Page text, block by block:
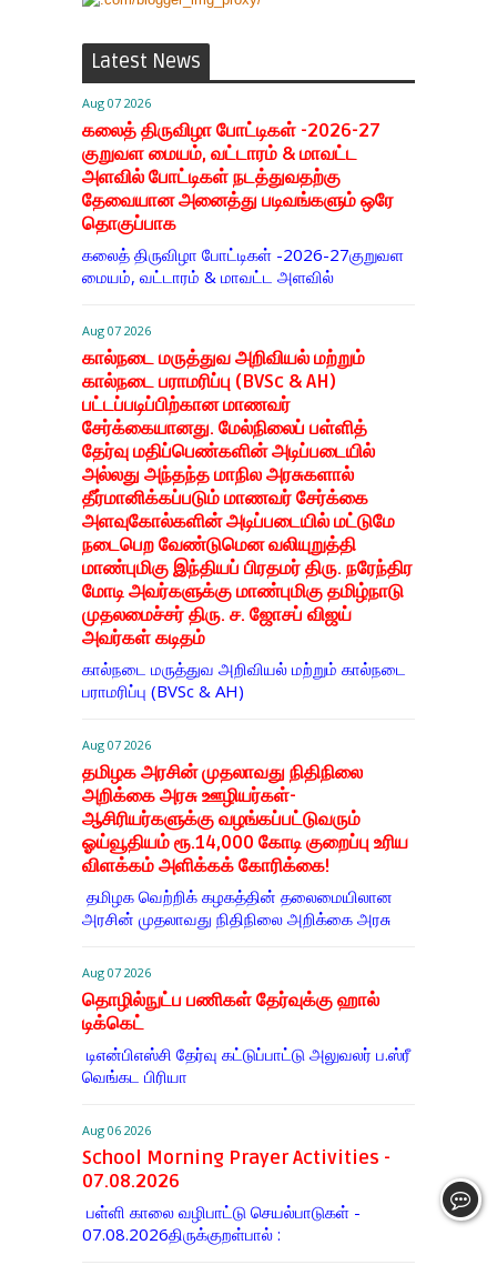
Latest News
Aug 07 2026
கலைத் திருவிழா போட்டிகள் -2026-27
குறுவள மையம், வட்டாரம் & மாவட்ட
அளவில் போட்டிகள் நடத்துவதற்கு
தேவையான அனைத்து படிவங்களும் ஒரே
தொகுப்பாக
கலைத் திருவிழா போட்டிகள் -2026-27குறுவள
மையம், வட்டாரம் & மாவட்ட அளவில்
Aug 07 2026
கால்நடை மருத்துவ அறிவியல் மற்றும்
கால்நடை பராமரிப்பு (BVSc & AH)
பட்டப்படிப்பிற்கான மாணவர்
சேர்க்கையானது. மேல்நிலைப் பள்ளித்
தேர்வு மதிப்பெண்களின் அடிப்படையில்
அல்லது அந்தந்த மாநில அரசுகளால்
தீர்மானிக்கப்படும் மாணவர் சேர்க்கை
அளவுகோல்களின் அடிப்படையில் மட்டுமே
நடைபெற வேண்டுமென வலியுறுத்தி
மாண்புமிகு இந்தியப் பிரதமர் திரு. நரேந்திர
மோடி அவர்களுக்கு மாண்புமிகு தமிழ்நாடு
முதலமைச்சர் திரு. ச. ஜோசப் விஜய்
அவர்கள் கடிதம்
கால்நடை மருத்துவ அறிவியல் மற்றும் கால்நடை
பராமரிப்பு (BVSc & AH)
Aug 07 2026
தமிழக அரசின் முதலாவது நிதிநிலை
அறிக்கை அரசு ஊழியர்கள்-
ஆசிரியர்களுக்கு வழங்கப்பட்டுவரும்
ஓய்வூதியம் ரூ.14,000 கோடி குறைப்பு உரிய
விளக்கம் அளிக்கக் கோரிக்கை!
தமிழக வெற்றிக் கழகத்தின் தலைமையிலான
அரசின் முதலாவது நிதிநிலை அறிக்கை அரசு
Aug 07 2026
தொழில்நுட்ப பணிகள் தேர்வுக்கு ஹால் ​
டிக்கெட்
டிஎன்​பிஎஸ்சி தேர்வு கட்​டுப்​பாட்டு அலு​வலர் ப.ஸ்ரீ
வெங்கட பிரியா
Aug 06 2026
School Morning Prayer Activities -
07.08.2026
பள்ளி காலை வழிபாட்டு செயல்பாடுகள் -
07.08.2026திருக்குறள்பால் :